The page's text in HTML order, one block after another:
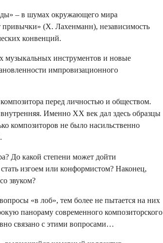
– в шумах окружающего мира
привычки» (Х. Лахенманн), независимость
конвенций.
музыкальных инструментов и новые
импровизационного
перед личностью и обществом.
Именно ХХ век дал здесь образцы
композиторов не было насильственно
До какой степени может дойти
изгоем или конформистом? Наконец,
звуком?
«в лоб», тем более не пытается на них
панораму современного композиторского
связано с этими вопросами…